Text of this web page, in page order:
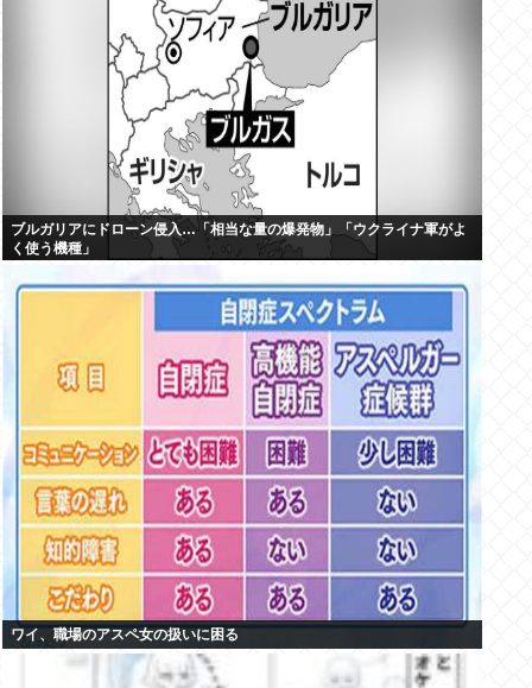
ブルガリアにドローン侵入…「相当な量の爆発物」「ウクライナ軍がよ
く使う機種」
ワイ、職場のアスペ女の扱いに困る